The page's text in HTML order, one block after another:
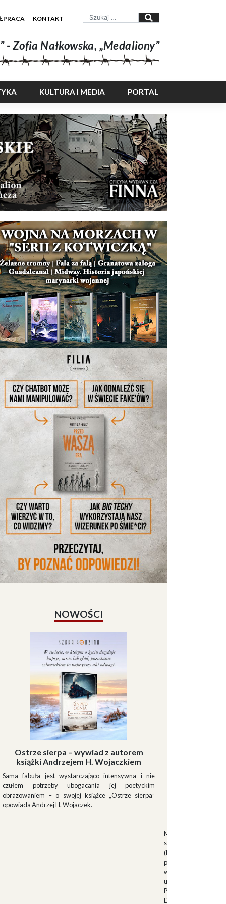
KONTAKT
Zofia Nałkowska, „Medaliony”
KULTURA I MEDIA PORTAL
NOWOŚCI
Ostrze sierpa – wywiad z autorem
książki Andrzejem H. Wojaczkiem
Sama fabuła jest wystarczająco intensywna i nie
czułem potrzeby ubogacania jej poetyckim
obrazowaniem – o swojej książce „Ostrze sierpa”
opowiada Andrzej H. Wojaczek.
Muszkieterowie
stanowili elitarną
(Milizia Volontaria
pełniącą rolę
w latach 1923-
uroczystościach
Palazzo Venezia w
Duce.